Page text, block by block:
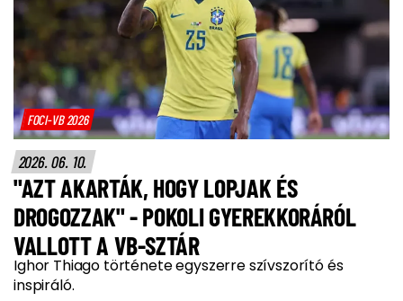
FOCI-VB 2026
2026. 06. 10.
"AZT AKARTÁK, HOGY LOPJAK ÉS
DROGOZZAK" - POKOLI GYEREKKORÁRÓL
VALLOTT A VB-SZTÁR
Ighor Thiago története egyszerre szívszorító és
inspiráló.